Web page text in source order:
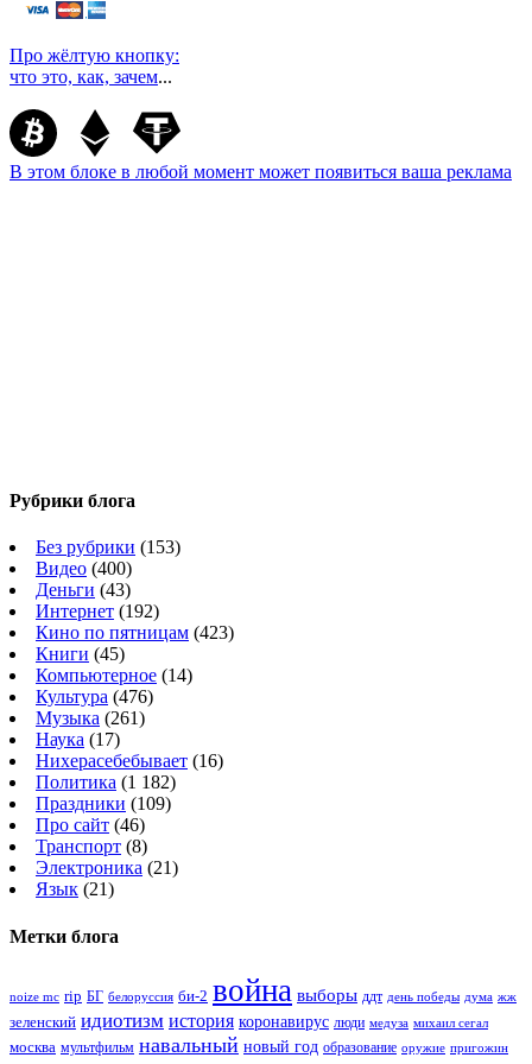
Про жёлтую кнопку:
что это, как, зачем...
В этом блоке в любой момент может появиться ваша реклама
Рубрики блога
Без рубрики (153)
Видео (400)
Деньги (43)
Интернет (192)
Кино по пятницам (423)
Книги (45)
Компьютерное (14)
Культура (476)
Музыка (261)
Наука (17)
Нихерасебебывает (16)
Политика (1 182)
Праздники (109)
Про сайт (46)
Транспорт (8)
Электроника (21)
Язык (21)
Метки блога
noize mc rip БГ белоруссия би-2 война выборы ддт день победы дума жж
зеленский идиотизм история коронавирус люди медуза михаил сегал
москва мультфильм навальный новый год образование оружие пригожин